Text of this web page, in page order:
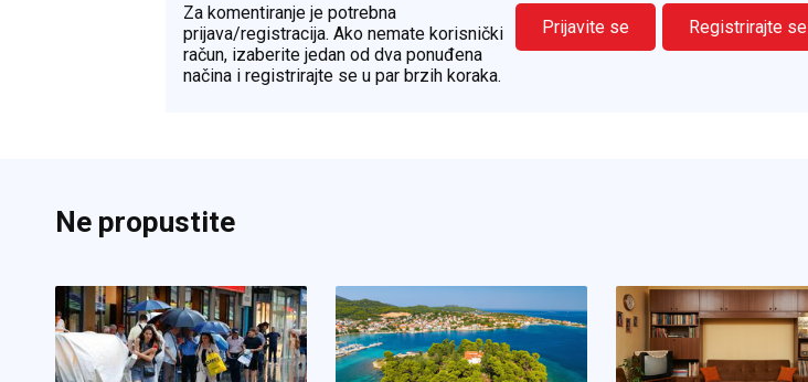
Za komentiranje je potrebna
prijava/registracija. Ako nemate korisnički
račun, izaberite jedan od dva ponuđena
načina i registrirajte se u par brzih koraka.
Prijavite se Registrirajte se
Ne propustite